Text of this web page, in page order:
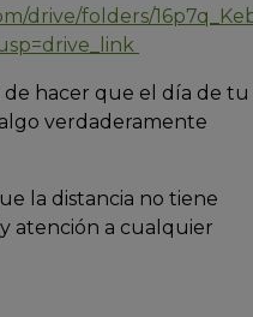
drive/folders/
de hacer que el día de tu
verdaderamente
la distancia no tiene
atención a cualquier